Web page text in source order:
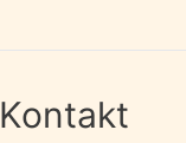
Kontakt